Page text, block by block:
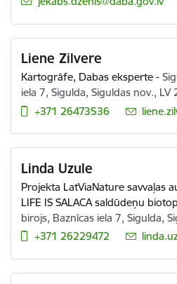
Liene Zilvere
Kartogrāfe, Dabas eksperte -
iela 7, Sigulda, Siguldas nov., LV
+371 26473536
E-
Linda Uzule
Projekta LatViaNature savvaļas
LIFE IS SALACA saldūdeņu
birojs, Baznīcas iela 7, Sigulda,
+371 26229472
E-